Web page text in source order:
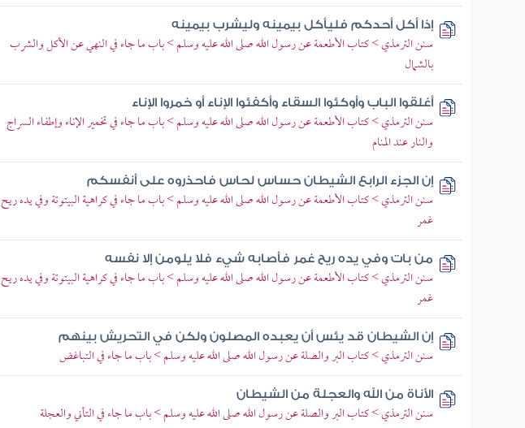
إذا أكل أحدكم فليأكل بيمينه وليشرب بيمينه
سنن الترمذي > كتاب الأطعمة عن رسول الله صلى الله عليه وسلم > باب ما جاء في النهي عن الأكل والشرب
بالشمال
أغلقوا الباب وأوكئوا السقاء وأكفئوا الإناء أو خمروا الإناء
سنن الترمذي > كتاب الأطعمة عن رسول الله صلى الله عليه وسلم > باب ما جاء في تخمير الإناء وإطفاء السراج
والنار عند المنام
إن الجزء الرابع الشيطان حساس لحاس فاحذروه على أنفسكم
سنن الترمذي > كتاب الأطعمة عن رسول الله صلى الله عليه وسلم > باب ما جاء في كراهية البيتوتة وفي يده ريح
غمر
من بات وفي يده ريح غمر فأصابه شيء فلا يلومن إلا نفسه
سنن الترمذي > كتاب الأطعمة عن رسول الله صلى الله عليه وسلم > باب ما جاء في كراهية البيتوتة وفي يده ريح
غمر
إن الشيطان قد يئس أن يعبده المصلون ولكن في التحريش بينهم
سنن الترمذي > كتاب البر والصلة عن رسول الله صلى الله عليه وسلم > باب ما جاء في التباغض
الأناة من الله والعجلة من الشيطان
سنن الترمذي > كتاب البر والصلة عن رسول الله صلى الله عليه وسلم > باب ما جاء في التأني والعجلة